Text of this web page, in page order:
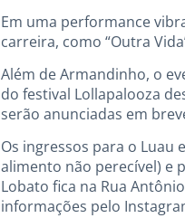
Em uma performance
carreira, como “Outra
Além de Armandinho, o
do festival Lollapalooza
serão anunciadas em
Os ingressos para o Luau
alimento não perecível) e
Lobato fica na Rua
informações pelo